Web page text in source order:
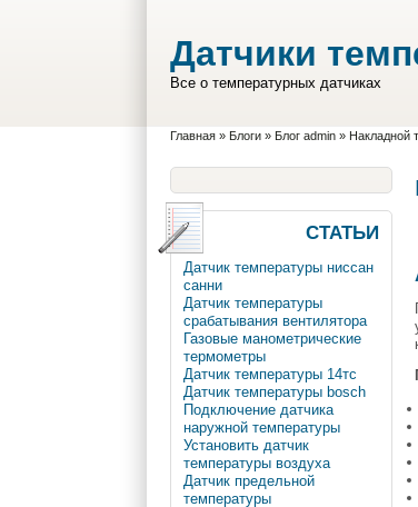
Датчики
Все о температурных датчиках
Вы здесь
Главная» Блоги» Блог admin» Накладной
СТАТЬИ
Датчик температуры ниссан
санни
Датчик температуры
срабатывания вентилятора
Газовые манометрические
термометры
Датчик температуры 14тс
Датчик температуры bosch
Подключение датчика
наружной температуры
Установить датчик
температуры воздуха
Датчик предельной
температуры